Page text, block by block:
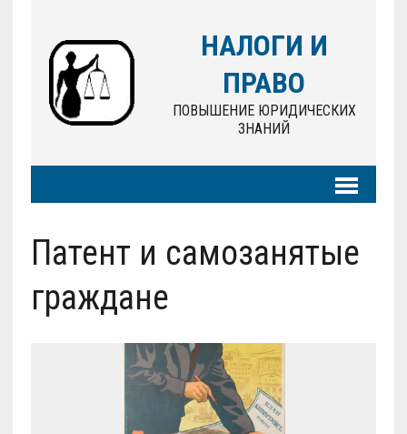
НАЛОГИ И
ПРАВО
ПОВЫШЕНИЕ ЮРИДИЧЕСКИХ
ЗНАНИЙ
Патент и самозанятые
граждане